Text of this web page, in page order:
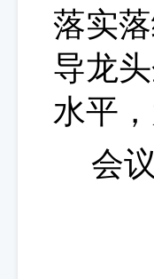
落实
导龙
水平
会